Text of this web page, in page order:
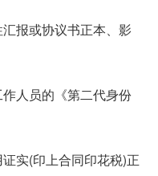
报或协议书正本、影
人员的《第二代身份
实(印上合同印花税)正